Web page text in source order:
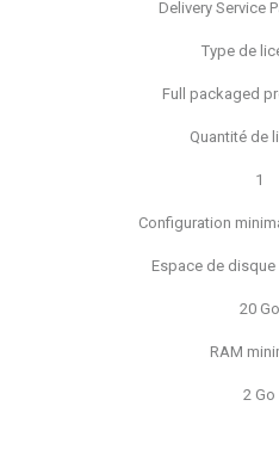
Delivery Service
Type de
Full packaged
Quantité de
1
Configuration
Espace de
20 Go
RAM
2 Go